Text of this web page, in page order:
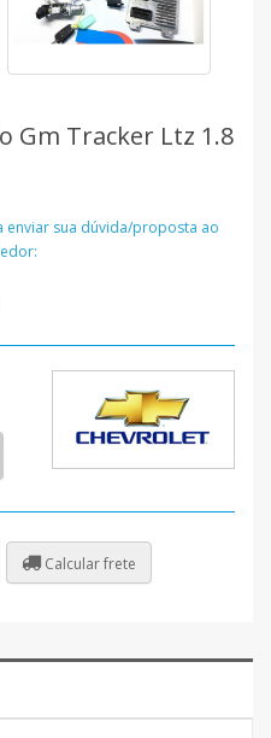
Gm Tracker Ltz 1.8
sua dúvida/proposta ao
Calcular frete